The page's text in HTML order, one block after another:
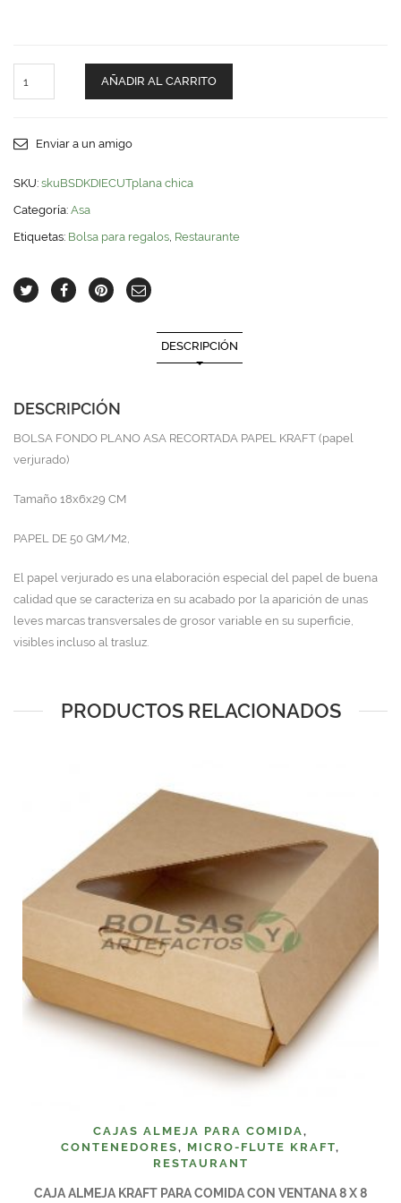
DIECUT
Plano)
AÑADIR AL CARRITO
Enviar a un amigo
SKU: skuBSDKDIECUTplana chica
Categoría: Asa
Etiquetas: Bolsa para regalos, Restaurante
DESCRIPCIÓN
DESCRIPCIÓN
BOLSA FONDO PLANO ASA RECORTADA PAPEL KRAFT (papel
verjurado)
Tamaño 18x6x29 CM
PAPEL DE 50 GM/M2,
El papel verjurado es una elaboración especial del papel de buena
calidad que se caracteriza en su acabado por la aparición de unas
leves marcas transversales de grosor variable en su superficie,
visibles incluso al trasluz.
PRODUCTOS RELACIONADOS
CAJAS ALMEJA PARA COMIDA,
CONTENEDORES, MICRO-FLUTE KRAFT,
RESTAURANT
CAJA ALMEJA KRAFT PARA COMIDA CON VENTANA 8 X 8